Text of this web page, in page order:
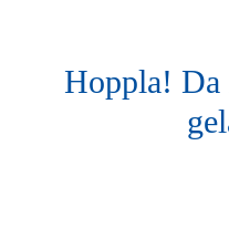
Hoppla! Da